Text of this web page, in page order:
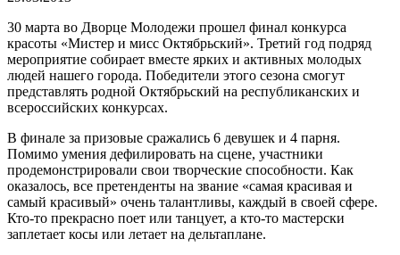
30 марта во Дворце Молодежи прошел финал конкурса
красоты «Мистер и мисс Октябрьский». Третий год подряд
мероприятие собирает вместе ярких и активных молодых
людей нашего города. Победители этого сезона смогут
представлять родной Октябрьский на республиканских и
всероссийских конкурсах.
В финале за призовые сражались 6 девушек и 4 парня.
Помимо умения дефилировать на сцене, участники
продемонстрировали свои творческие способности. Как
оказалось, все претенденты на звание «самая красивая и
самый красивый» очень талантливы, каждый в своей сфере.
Кто-то прекрасно поет или танцует, а кто-то мастерски
заплетает косы или летает на дельтаплане.